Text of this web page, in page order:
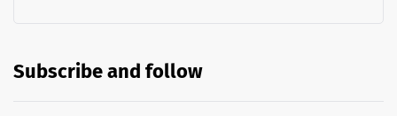
Subscribe and follow